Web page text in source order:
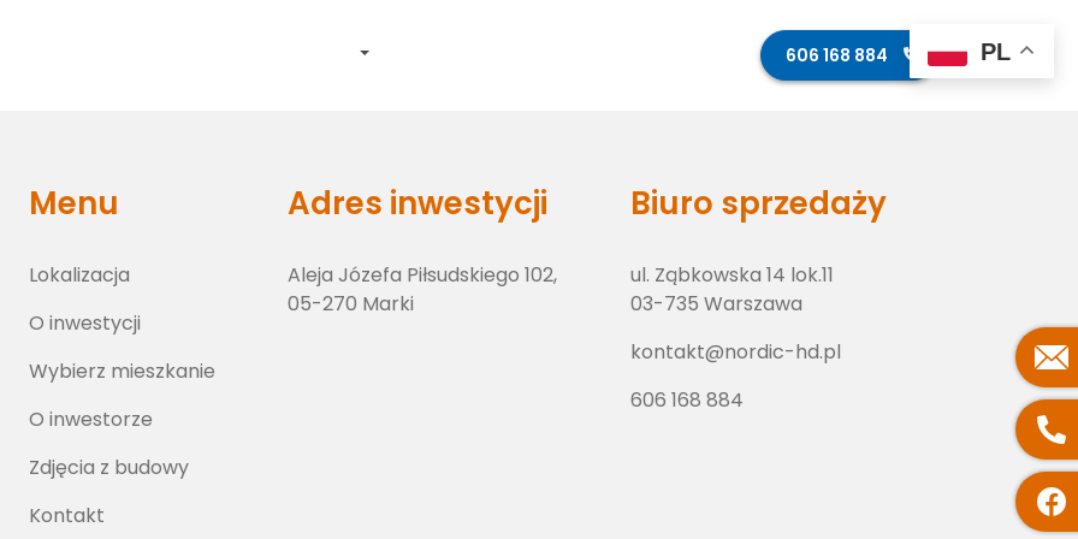
606 168 884
Menu
Lokalizacja
O inwestycji
Wybierz mieszkanie
O inwestorze
Zdjęcia z budowy
Kontakt
Adres inwestycji
Aleja Józefa Piłsudskiego 102,
05-270 Marki
Biuro sprzedaży
ul. Ząbkowska 14 lok.11
03-735 Warszawa
kontakt@nordic-hd.pl
606 168 884
PL